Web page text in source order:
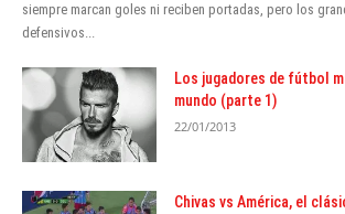
siempre marcan goles ni reciben portadas, pero los
defensivos...
Los jugadores de fútbol
mundo (parte 1)
22/01/2013
Chivas vs América, el